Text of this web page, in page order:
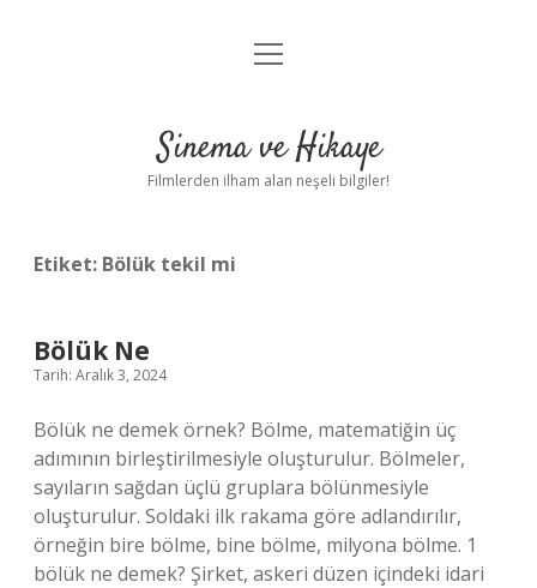
Gizlilik Politikası
Yasal Uyarı
menüyü
Sinema ve Hikaye
Filmlerden ilham alan neşeli bilgiler!
Etiket: Bölük tekil mi
Bölük Ne
Tarih: Aralık 3, 2024
Bölük ne demek örnek? Bölme, matematiğin üç
adımının birleştirilmesiyle oluşturulur. Bölmeler,
sayıların sağdan üçlü gruplara bölünmesiyle
oluşturulur. Soldaki ilk rakama göre adlandırılır,
örneğin bire bölme, bine bölme, milyona bölme. 1
bölük ne demek? Şirket, askeri düzen içindeki idari